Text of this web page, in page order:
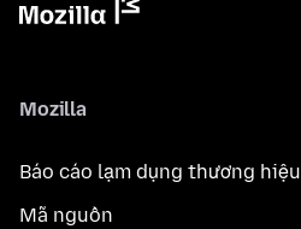
Mozilla
Báo cáo lạm dụng thương hiệu
Mã nguồn